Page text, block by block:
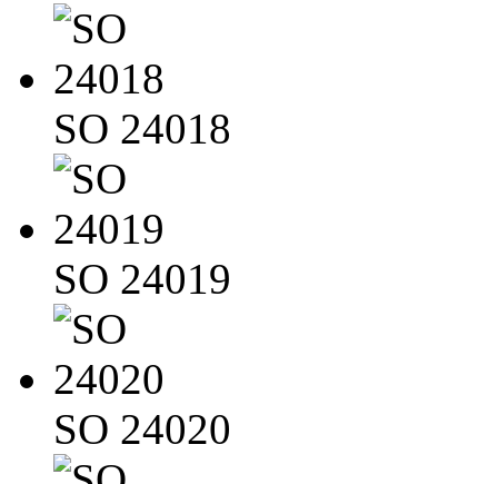
SO 24018
SO 24019
SO 24020